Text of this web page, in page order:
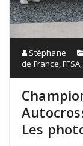
Stéphane
de France,FFSA
Les